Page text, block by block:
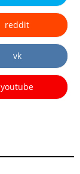
reddit
vk
youtube